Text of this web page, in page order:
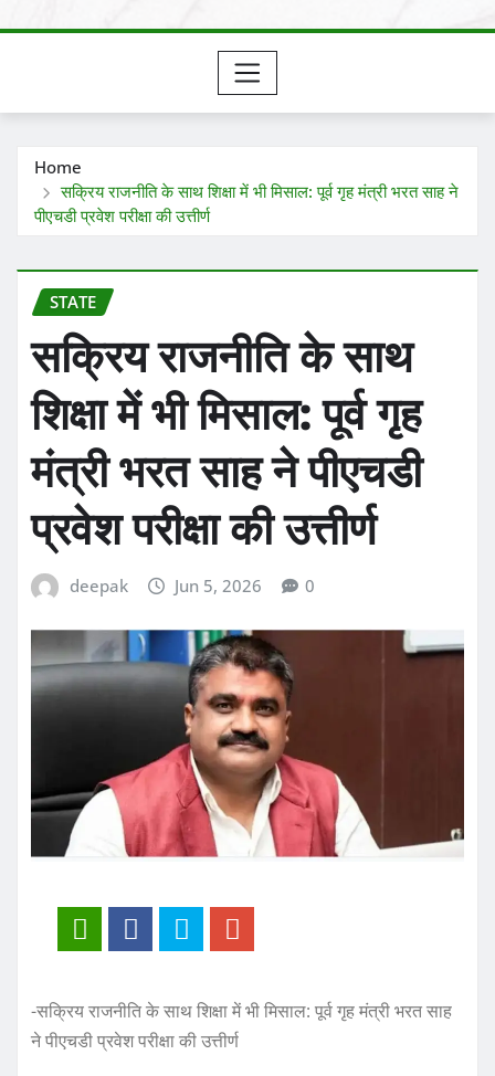
Home
सक्रिय राजनीति के साथ शिक्षा में भी मिसाल: पूर्व गृह मंत्री भरत साह ने
पीएचडी प्रवेश परीक्षा की उत्तीर्ण
STATE
सक्रिय राजनीति के साथ
शिक्षा में भी मिसाल: पूर्व गृह
मंत्री भरत साह ने पीएचडी
प्रवेश परीक्षा की उत्तीर्ण
deepak Jun 5, 2026 0
-सक्रिय राजनीति के साथ शिक्षा में भी मिसाल: पूर्व गृह मंत्री भरत साह
ने पीएचडी प्रवेश परीक्षा की उत्तीर्ण